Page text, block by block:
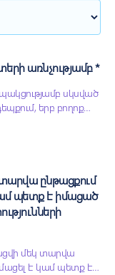
առնչությամբ *
սկսված
երբ բողոք
է ներկայացրել
տարվա ընթացքում
պետք է իմացած
մեկ տարվա
է կամ պետք է